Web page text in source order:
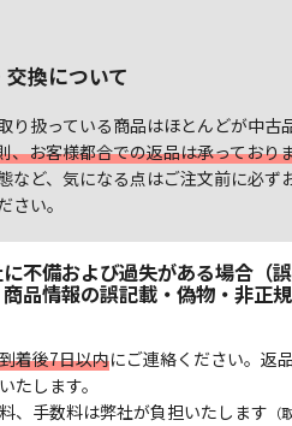
交換について
り扱っている商品はほとんどが中古
、お客様都合での返品は承っており
など、気になる点はご注文前に必ず
さい。
不備および過失がある場合（
品情報の誤記載・偽物・非正
着後7日以内にご連絡ください。返
たします。
、手数料は弊社が負担いたします （